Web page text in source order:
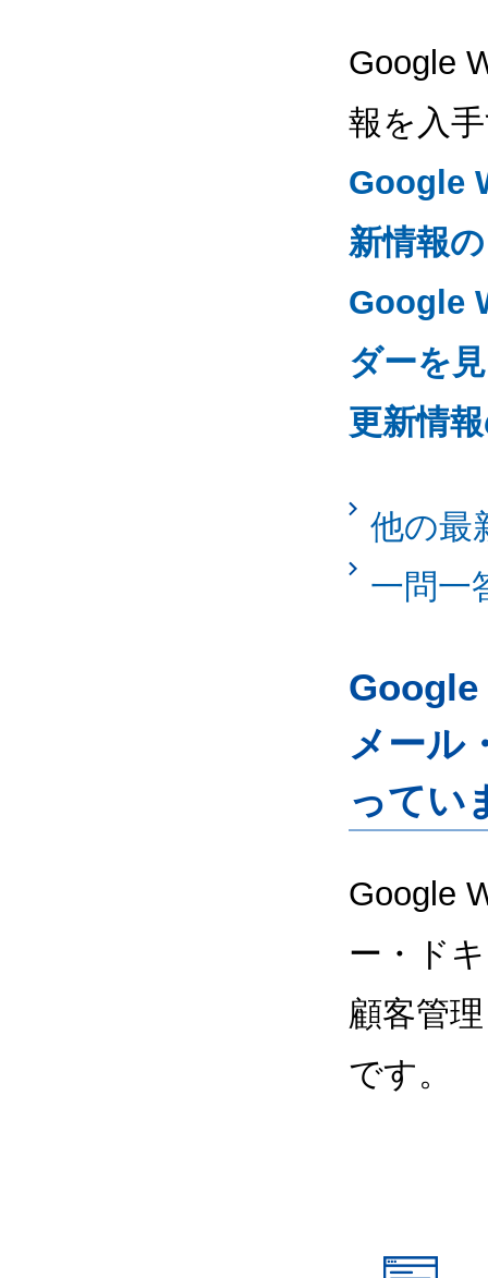
Google
報を入
Google
新情報
Google
ダーを
更新情
他の最
一問一
Google
メール
ってい
Google
ー・ド
顧客管
です。